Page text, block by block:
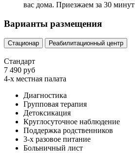
вас дома. Приезжаем за 30 минут
Варианты размещения
Стационар Реабилитационный центр
Стандарт
7 490 руб
4-х местная палата
Диагностика
Групповая терапия
Детоксикация
Круглосуточное наблюдение
Поддержка родственников
3-х разовое питание
Больничный лист